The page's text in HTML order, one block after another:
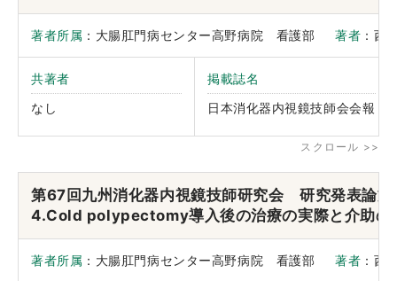
著者所属 ：大腸肛門病センター高野病院 看護部著者 ：
共著者
なし
掲載誌名
日本消化器内視鏡技師会会報
第67回九州消化器内視鏡技師研究会 研究発表論
4.Cold polypectomy導入後の治療の実際と介助の
著者所属 ：大腸肛門病センター高野病院 看護部著者 ：